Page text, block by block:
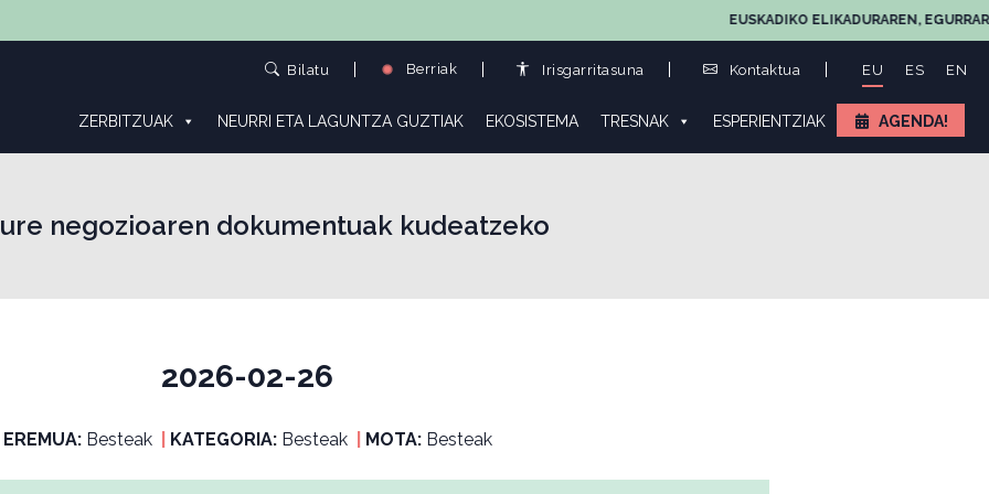
EUSKADIKO ELIKADURAREN, EGURRAREN
Bilatu Berriak Irisgarritasuna Kontaktua EU ES EN
ZERBITZUAK NEURRI ETA LAGUNTZA GUZTIAK EKOSISTEMA TRESNAK ESPERIENTZIAK AGENDA!
negozioaren dokumentuak kudeatzeko
2026-02-26
EREMUA: Besteak KATEGORIA: Besteak MOTA:Besteak